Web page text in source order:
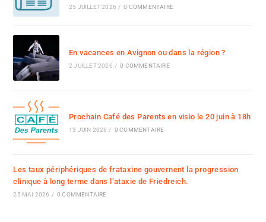
25 JUILLET 2026 / 0 COMMENTAIRE
En vacances en Avignon ou dans la région ?
2 JUILLET 2026 / 0 COMMENTAIRE
Prochain Café des Parents en visio le 20 juin à 18h
13 JUIN 2026 / 0 COMMENTAIRE
Les taux périphériques de frataxine gouvernent la progression
clinique à long terme dans l’ataxie de Friedreich.
25 MAI 2026 / 0 COMMENTAIRE